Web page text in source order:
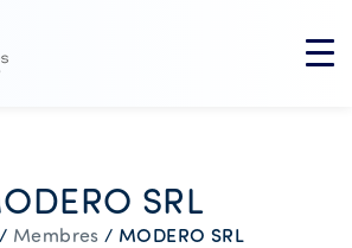
SRL
/ Membres / MODERO SRL